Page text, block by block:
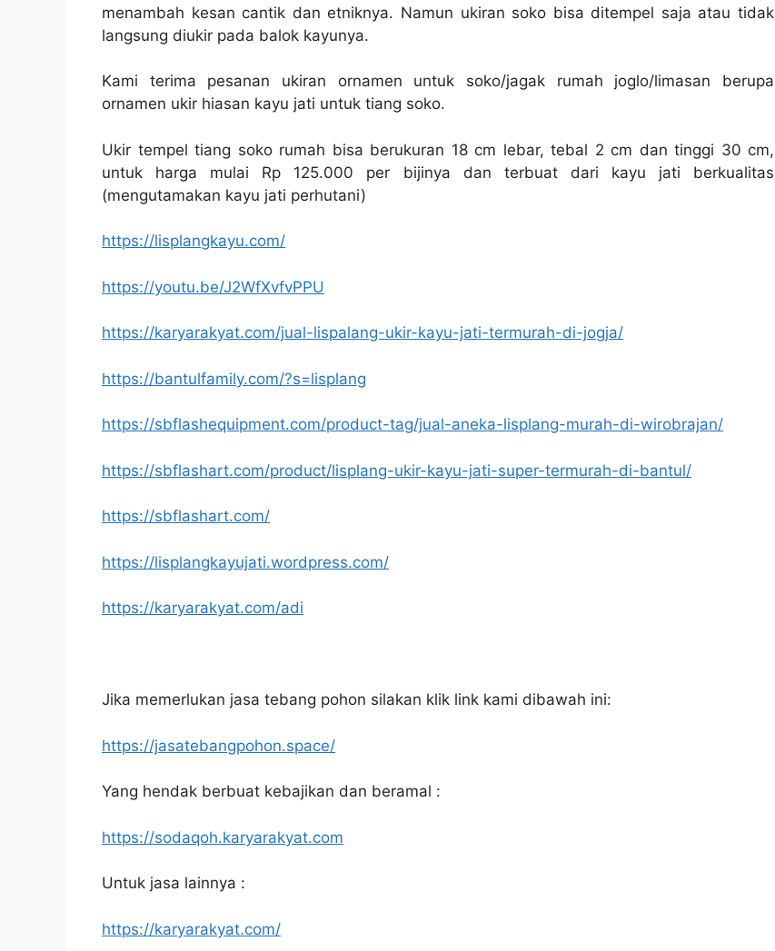
menambah kesan cantik dan etniknya. Namun ukiran soko bisa ditempel saja atau tidak
langsung diukir pada balok kayunya.
Kami terima pesanan ukiran ornamen untuk soko/jagak rumah joglo/limasan berupa
ornamen ukir hiasan kayu jati untuk tiang soko.
Ukir tempel tiang soko rumah bisa berukuran 18 cm lebar, tebal 2 cm dan tinggi 30 cm,
untuk harga mulai Rp 125.000 per bijinya dan terbuat dari kayu jati berkualitas
(mengutamakan kayu jati perhutani)
https://lisplangkayu.com/
https://youtu.be/J2WfXvfvPPU
https://karyarakyat.com/jual-lispalang-ukir-kayu-jati-termurah-di-jogja/
https://bantulfamily.com/?s=lisplang
https://sbflashequipment.com/product-tag/jual-aneka-lisplang-murah-di-wirobrajan/
https://sbflashart.com/product/lisplang-ukir-kayu-jati-super-termurah-di-bantul/
https://sbflashart.com/
https://lisplangkayujati.wordpress.com/
https://karyarakyat.com/adi
Jika memerlukan jasa tebang pohon silakan klik link kami dibawah ini:
https://jasatebangpohon.space/
Yang hendak berbuat kebajikan dan beramal :
https://sodaqoh.karyarakyat.com
Untuk jasa lainnya :
https://karyarakyat.com/